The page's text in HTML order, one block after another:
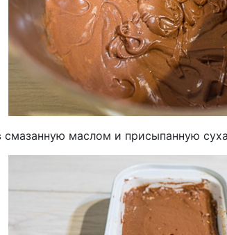
смазанную маслом и присыпанную